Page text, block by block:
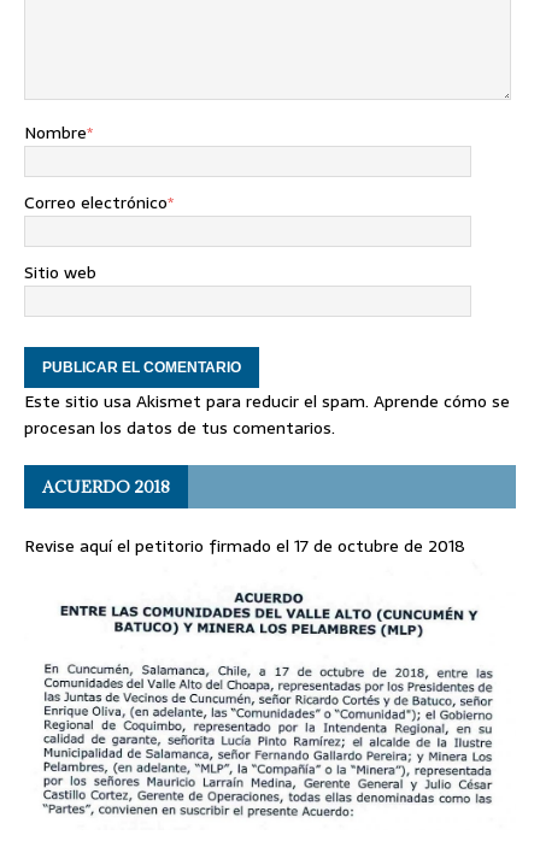
Nombre*
Correo electrónico*
Sitio web
Este sitio usa Akismet para reducir el spam. Aprende cómo se
procesan los datos de tus comentarios.
ACUERDO 2018
Revise aquí el petitorio firmado el 17 de octubre de 2018